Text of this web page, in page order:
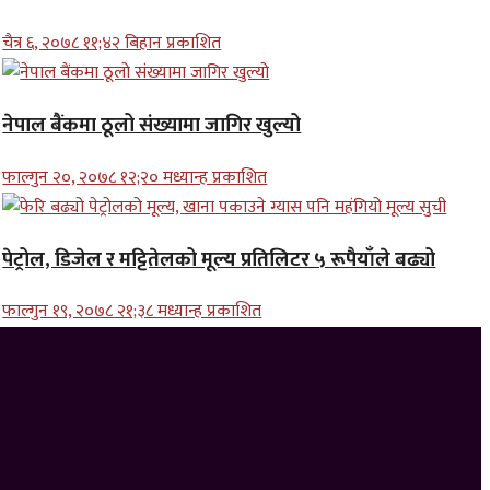
चैत्र ६, २०७८ ११;४२ बिहान प्रकाशित
नेपाल बैंकमा ठूलो संख्यामा जागिर खुल्यो
फाल्गुन २०, २०७८ १२;२० मध्यान्ह प्रकाशित
पेट्रोल, डिजेल र मट्टितेलको मूल्य प्रतिलिटर ५ रूपैयाँले बढ्यो
फाल्गुन १९, २०७८ २१;३८ मध्यान्ह प्रकाशित